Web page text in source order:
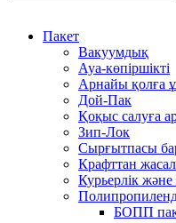
Пакет
Вакуумдық
Ауа-көпіршікті
Арнайы қолға
Дой-Пак
Қоқыс салуға
Зип-Лок
Сырғытпасы
Крафттан
Курьерлік
БОПП